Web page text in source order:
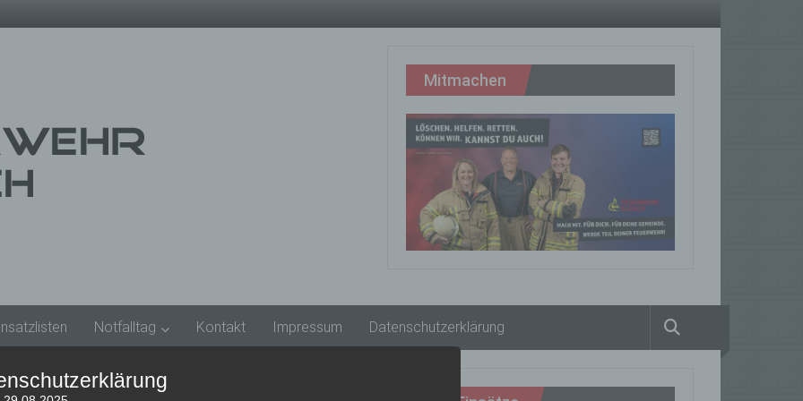
Mitmachen
Notfalltag Kontakt Impressum Datenschutzerklärung